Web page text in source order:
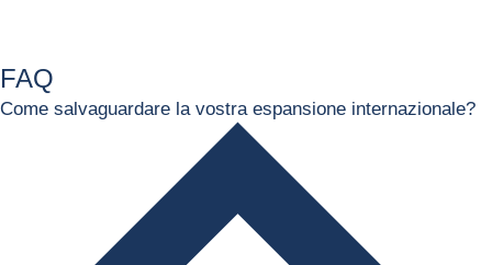
FAQ
Come salvaguardare la vostra espansione internazionale?